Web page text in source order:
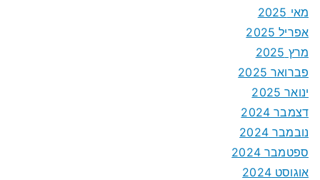
מאי 2025
אפריל 2025
מרץ 2025
פברואר 2025
ינואר 2025
דצמבר 2024
נובמבר 2024
ספטמבר 2024
אוגוסט 2024